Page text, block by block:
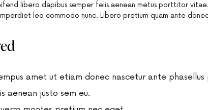
libero dapibus semper felis aenean metus porttitor
leo commodo nunc. Libero pretium quam ante
amet ut etiam donec nascetur ante
aenean justo sem eu.